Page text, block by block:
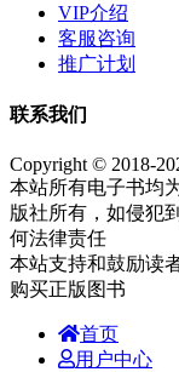
VIP介绍
客服咨询
推广计划
联系我们
Copyright © 2018-
本站所有电子书均
版社所有，如侵犯
何法律责任
本站支持和鼓励读
购买正版图书
首页
用户中心